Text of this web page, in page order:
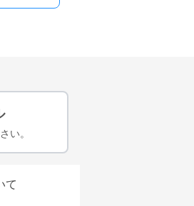
い。
て